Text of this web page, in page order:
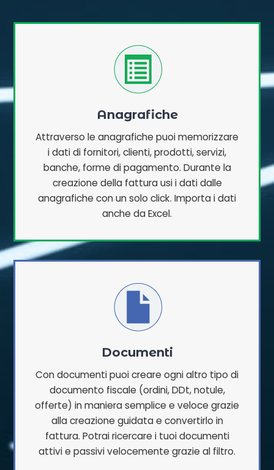
Anagrafiche
Attraverso le anagrafiche puoi memorizzare
i dati di fornitori, clienti, prodotti, servizi,
banche, forme di pagamento. Durante la
creazione della fattura usi i dati dalle
anagrafiche con un solo click. Importa i dati
anche da Excel.
Documenti
Con documenti puoi creare ogni altro tipo di
documento fiscale (ordini, DDt, notule,
offerte) in maniera semplice e veloce grazie
alla creazione guidata e convertirlo in
fattura. Potrai ricercare i tuoi documenti
attivi e passivi velocemente grazie al filtro.